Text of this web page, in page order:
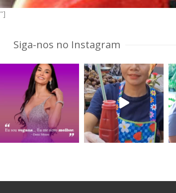
"]
Siga-nos no Instagram